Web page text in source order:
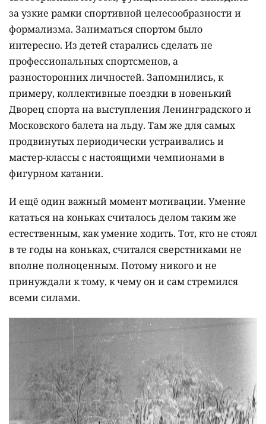
за узкие рамки спортивной целесообразности и
формализма. Заниматься спортом было
интересно. Из детей старались сделать не
профессиональных спортсменов, а
разносторонних личностей. Запомнились, к
примеру, коллективные поездки в новенький
Дворец спорта на выступления Ленинградского и
Московского балета на льду. Там же для самых
продвинутых периодически устраивались и
мастер-классы с настоящими чемпионами в
фигурном катании.
И ещё один важный момент мотивации. Умение
кататься на коньках считалось делом таким же
естественным, как умение ходить. Тот, кто не стоял
в те годы на коньках, считался сверстниками не
вполне полноценным. Потому никого и не
принуждали к тому, к чему он и сам стремился
всеми силами.